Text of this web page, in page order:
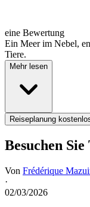
eine Bewertung
Ein Meer im Nebel,
Tiere.
Mehr lesen
Reiseplanung
Besuchen Sie
Von Frédérique
·
02/03/2026